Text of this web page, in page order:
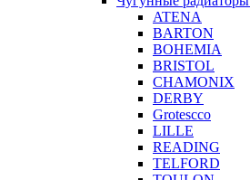
ATENA
BARTON
BOHEMIA
BRISTOL
CHAMONIX
DERBY
Grotescco
LILLE
READING
TELFORD